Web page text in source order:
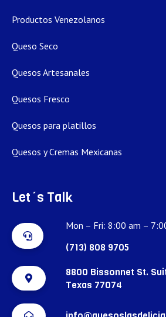
Productos Venezolanos
Queso Seco
Quesos Artesanales
Quesos Fresco
Quesos para platillos
Quesos y Cremas Mexicanas
Let´s Talk
Mon – Fri: 8:00 am –
(713) 808 9705
8800 Bissonnet St.
Texas 77074